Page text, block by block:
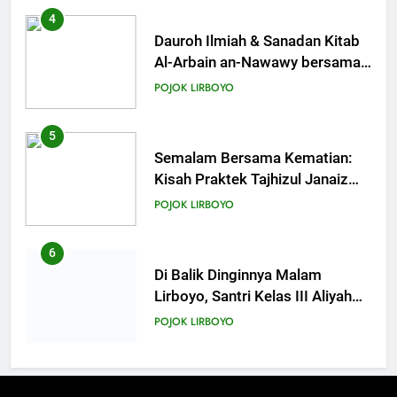
4
Dauroh Ilmiah & Sanadan Kitab
Al-Arbain an-Nawawy bersama
As-Syaikh Dr. Yasir Al-Adny
POJOK LIRBOYO
5
Semalam Bersama Kematian:
Kisah Praktek Tajhizul Janaiz
Siswa III Aliyah
POJOK LIRBOYO
6
Di Balik Dinginnya Malam
Lirboyo, Santri Kelas III Aliyah
Belajar Praktik Tajhizul Janaiz
POJOK LIRBOYO
7